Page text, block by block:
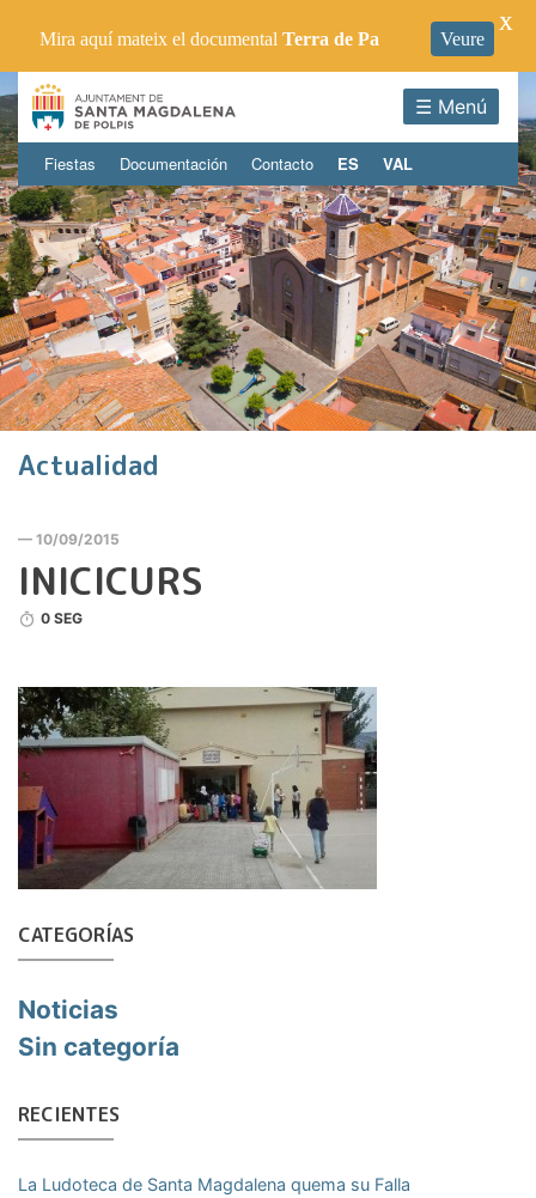
☰ Menú
Fiestas Documentación Contacto ES VAL
Actualidad
— 10/09/2015
INICICURS
0 SEG
CATEGORÍAS
Noticias
Sin categoría
RECIENTES
La Ludoteca de Santa Magdalena quema su Falla
Mira aquí mateix el documental Terra de Pa Veure
X